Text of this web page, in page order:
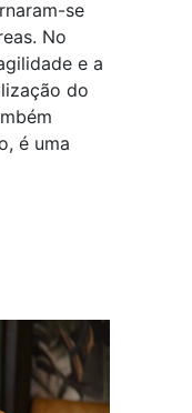
se
No
e a
do
é uma